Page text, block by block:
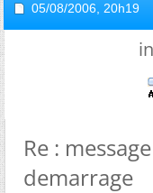
05/08/2006, 20h19
Re :
demarrage